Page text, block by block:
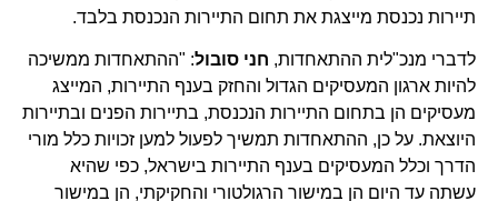
תיירות נכנסת מייצגת את תחום התיירות הנכנסת בלבד.
לדברי מנכ"לית ההתאחדות,חני סובול: "ההתאחדות ממשיכה
להיות ארגון המעסיקים הגדול והחזק בענף התיירות, המייצג
מעסיקים הן בתחום התיירות הנכנסת, בתיירות הפנים ובתיירות
היוצאת. על כן, ההתאחדות תמשיך לפעול למען זכויות כלל מורי
הדרך וכלל המעסיקים בענף התיירות בישראל, כפי שהיא
עשתה עד היום הן במישור הרגולטורי והחקיקתי, הן במישור